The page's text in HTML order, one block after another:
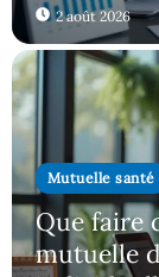
2 août 2026
Mutuelle santé
Que faire
mutuelle